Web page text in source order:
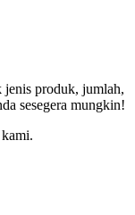
jenis produk, jumlah,
sesegera mungkin!